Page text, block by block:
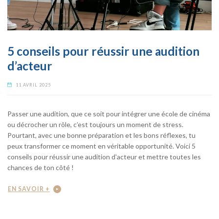
5 conseils pour réussir une audition
d’acteur
11 AVRIL 2025
Passer une audition, que ce soit pour intégrer une école de cinéma
ou décrocher un rôle, c’est toujours un moment de stress.
Pourtant, avec une bonne préparation et les bons réflexes, tu
peux transformer ce moment en véritable opportunité. Voici 5
conseils pour réussir une audition d'acteur et mettre toutes les
chances de ton côté !
EN SAVOIR +